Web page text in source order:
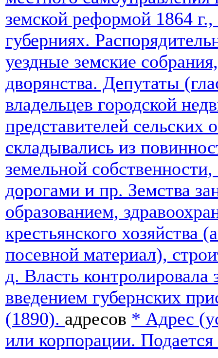
земской реформой 1864
губерниях.
уездные земские
дворянства. Депутаты
владельцев городской
представителей
складывались из
земельной
дорогами и пр. Земства
образованием,
крестьянского
посевной материал),
д. Власть контролировала
введением губернских
(1890). адресов * Адрес
или корпорации. Подается